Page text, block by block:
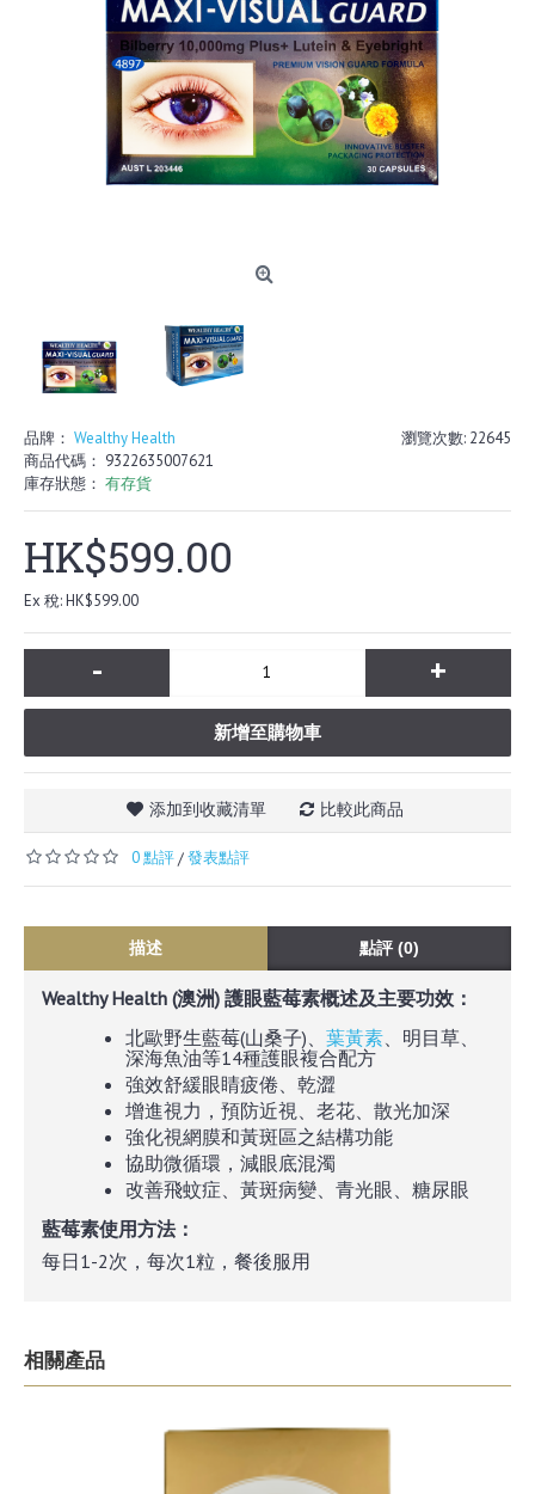
瀏覽次數: 22645
品牌： Wealthy Health
商品代碼： 9322635007621
庫存狀態： 有存貨
HK$599.00
Ex 稅: HK$599.00
- +
新增至購物車
添加到收藏清單 比較此商品
0 點評/發表點評
描述 點評 (0)
Wealthy Health (澳洲) 護眼藍莓素概述及主要功效：
北歐野生藍莓(山桑子)、 葉黃素 、明目草、
深海魚油等14種護眼複合配方
強效舒緩眼睛疲倦、乾澀
增進視力，預防近視、老花、散光加深
強化視網膜和黃斑區之結構功能
協助微循環，減眼底混濁
改善飛蚊症、黃斑病變、青光眼、糖尿眼
藍莓素使用方法：
每日1-2次，每次1粒，餐後服用
相關產品